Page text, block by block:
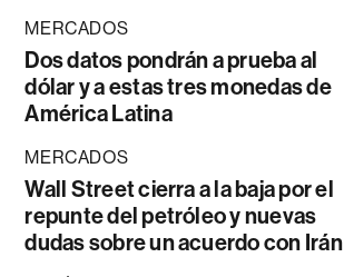
MERCADOS
Dos datos pondrán a prueba al
dólar y a estas tres monedas de
América Latina
MERCADOS
Wall Street cierra a la baja por el
repunte del petróleo y nuevas
dudas sobre un acuerdo con Irán